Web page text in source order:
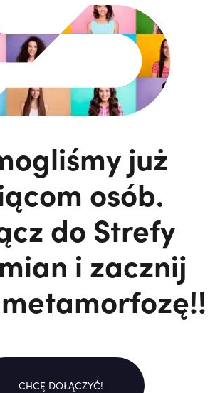
już
osób.
do Strefy
i zacznij
CHCĘ DOŁĄCZYĆ!